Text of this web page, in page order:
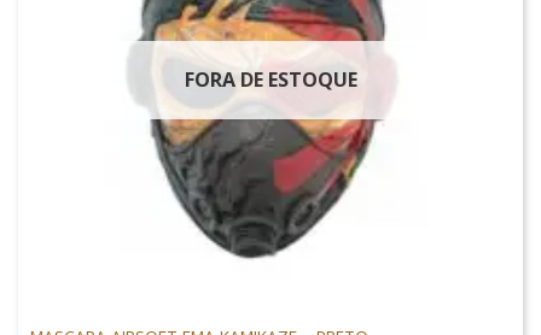
FORA DE ESTOQUE